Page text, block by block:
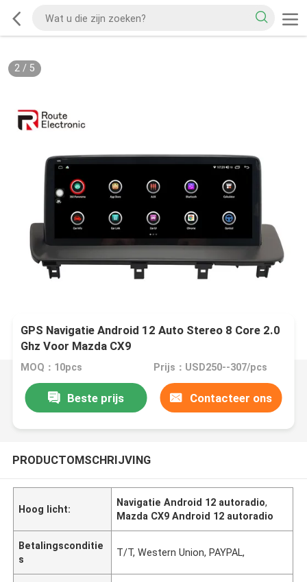
2/ 5
GPS Navigatie Android 12 Auto Stereo 8 Core 2.0
Ghz Voor Mazda CX9
MOQ：10pcs Prijs：USD250--307/pcs
Beste prijs Contacteer ons
PRODUCTOMSCHRIJVING
Hoog licht:
Navigatie Android 12 autoradio,
Mazda CX9 Android 12 autoradio
Betalingsconditie
s
T/T, Western Union, PAYPAL,